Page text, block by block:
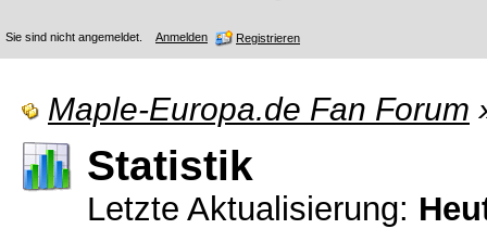
Sie sind nicht angemeldet. Anmelden Registrieren
Maple-Europa.de Fan Forum
Statistik
Letzte Aktualisierung: